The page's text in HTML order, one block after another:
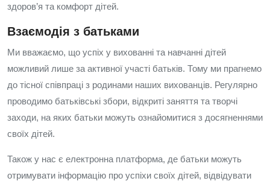
здоров’я та комфорт дітей.
Взаємодія з батьками
Ми вважаємо, що успіх у вихованні та навчанні дітей
можливий лише за активної участі батьків. Тому ми прагнемо
до тісної співпраці з родинами наших вихованців. Регулярно
проводимо батьківські збори, відкриті заняття та творчі
заходи, на яких батьки можуть ознайомитися з досягненнями
своїх дітей.
Також у нас є електронна платформа, де батьки можуть
отримувати інформацію про успіхи своїх дітей, відвідувати